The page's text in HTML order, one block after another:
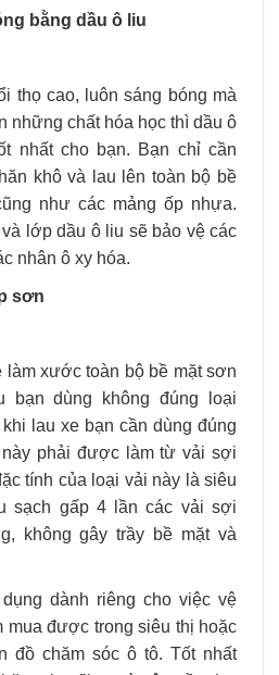
bằng dầu ô liu
thọ cao, luôn sáng bóng mà
những chất hóa học thì dầu ô
nhất cho bạn. Bạn chỉ cần
khô và lau lên toàn bộ bề
như các mảng ốp nhựa.
lớp dầu ô liu sẽ bảo vệ các
nhân ô xy hóa.
sơn
làm xước toàn bộ bề mặt sơn
bạn dùng không đúng loại
lau xe bạn cần dùng đúng
này phải được làm từ vải sợi
tính của loại vải này là siêu
sạch gấp 4 lần các vải sợi
không gây trầy bề mặt và
dành riêng cho việc vệ
mua được trong siêu thị hoặc
đồ chăm sóc ô tô. Tốt nhất